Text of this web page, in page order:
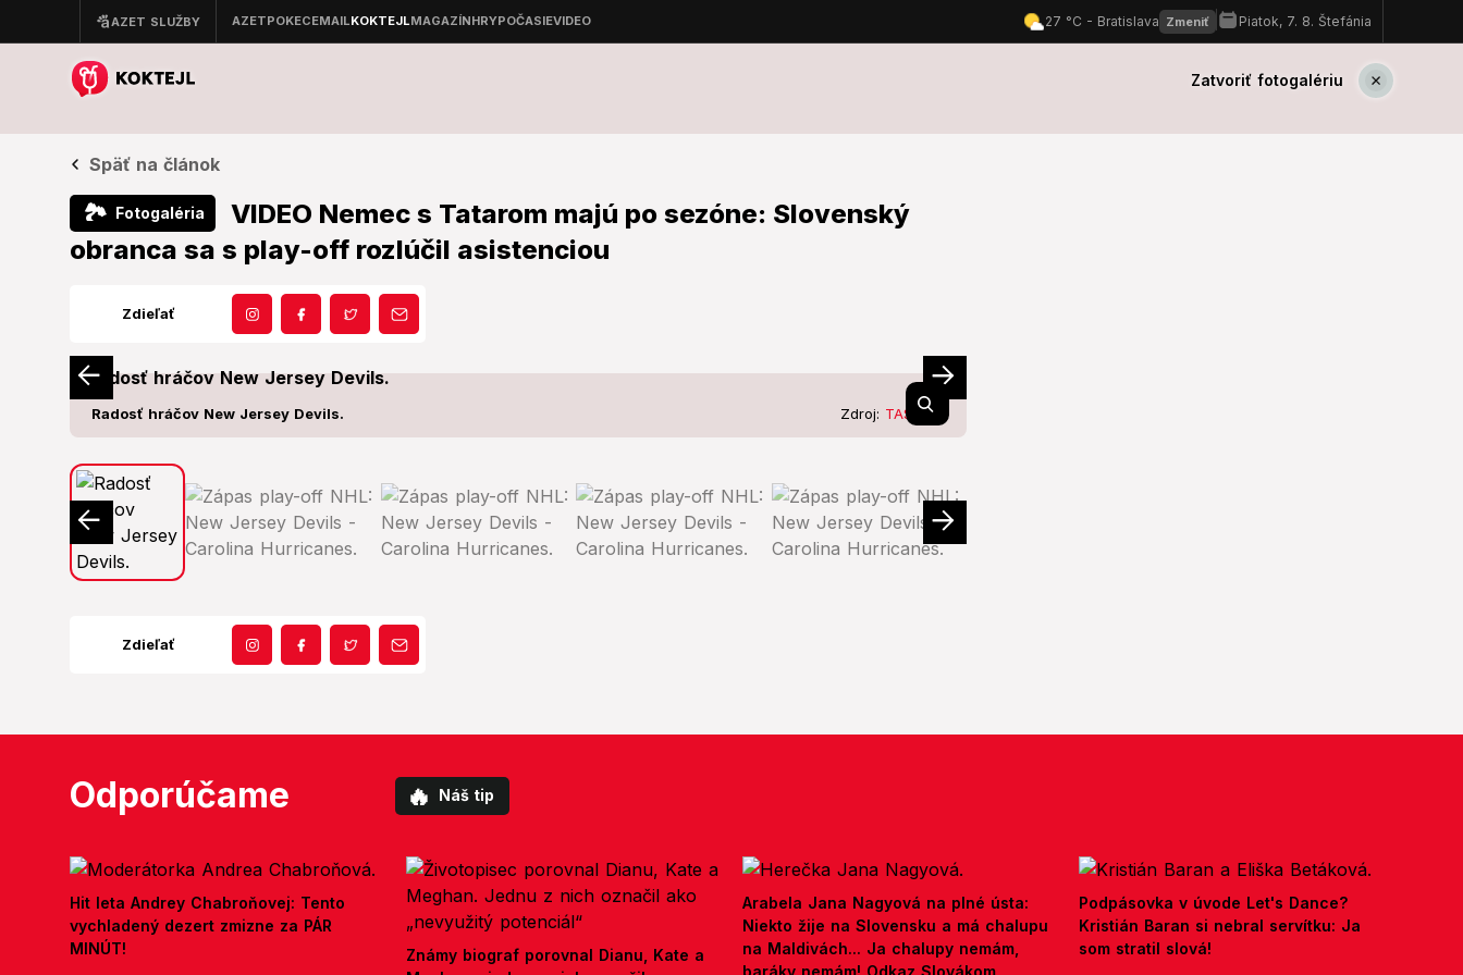
Zatvoriť fotogalériu
Späť na článok
🏞 Fotogaléria
VIDEO Nemec s Tatarom majú po sezóne: Slovenský
obranca sa s play-off rozlúčil asistenciou
Zdieľať
Radosť hráčov New Jersey Devils. Zdroj: TASR/AP
Zdieľať
Odporúčame 🔥 Náš tip
Hit leta Andrey Chabroňovej: Tento
vychladený dezert zmizne za PÁR
MINÚT!
Známy biograf porovnal Dianu, Kate a
Arabela Jana Nagyová na plné ústa:
Niekto žije na Slovensku a má chalupu
na Maldivách... Ja chalupy nemám,
Podpásovka v úvode Let's Dance?
Kristián Baran si nebral servítku: Ja
som stratil slová!